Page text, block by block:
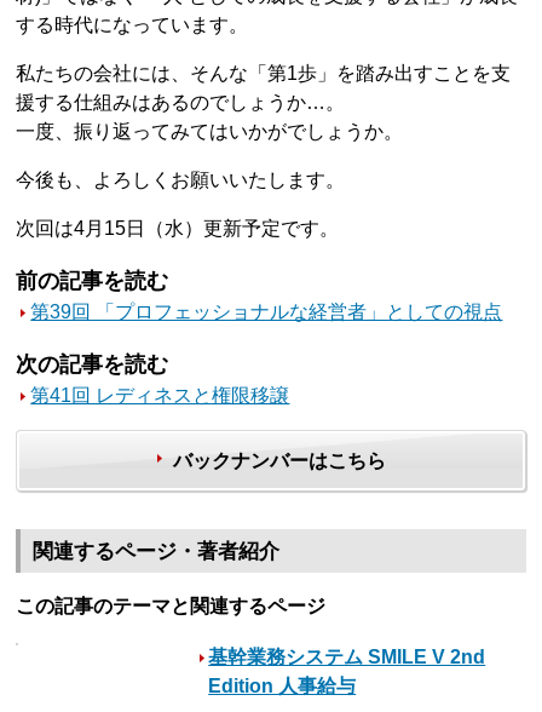
する時代になっています。
私たちの会社には、そんな「第1歩」を踏み出すことを支
援する仕組みはあるのでしょうか…。
一度、振り返ってみてはいかがでしょうか。
今後も、よろしくお願いいたします。
次回は4月15日（水）更新予定です。
前の記事を読む
第39回 「プロフェッショナルな経営者」としての視点
次の記事を読む
第41回 レディネスと権限移譲
バックナンバーはこちら
関連するページ・著者紹介
この記事のテーマと関連するページ
基幹業務システム SMILE V 2nd
Edition 人事給与